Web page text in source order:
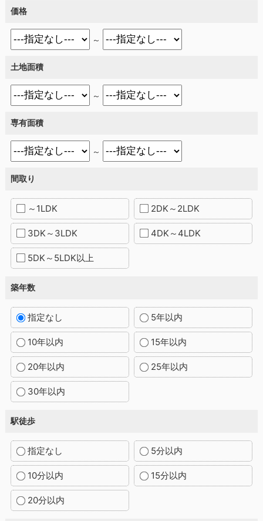
価格
～
土地面積
～
専有面積
～
間取り
～1LDK 2DK～2LDK
3DK～3LDK 4DK～4LDK
5DK～5LDK以上
築年数
指定なし 5年以内
10年以内 15年以内
20年以内 25年以内
30年以内
駅徒歩
指定なし 5分以内
10分以内 15分以内
20分以内